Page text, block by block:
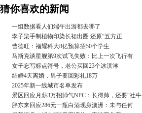
猜你喜欢的新闻
一组数据看人们端午出游都去哪了
李子柒手制植物印染长裙出圈 还原“五方正
曹德旺：福耀科大8亿预算招50个学生
马斯克谈星舰第9次试飞失败：比上一次飞行有
女子忘写标点符号，老公买回23个冰淇淋
结婚4天离婚，男子要回彩礼18万
2025年新一线城市名单发布
景区回应月薪3万招帅气NPC：长得帅，还要“社牛
胖东来回应286元一瓶白酒现身澳洲：未与任何